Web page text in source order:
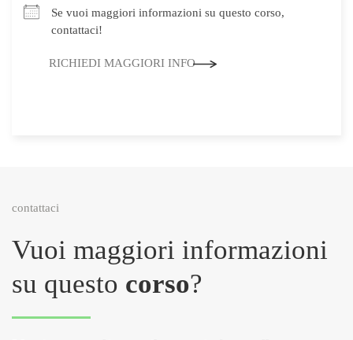
Se vuoi maggiori informazioni su questo corso,
contattaci!
RICHIEDI MAGGIORI INFO
contattaci
Vuoi maggiori informazioni
su questo corso?